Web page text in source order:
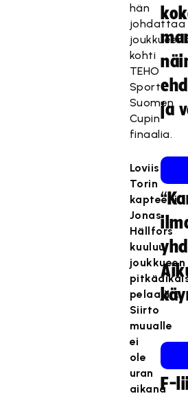
hän
johdattaa
kohti
TEHO
Sport
Suomen
Cupin
finaalia.
Loviisan
Torin
kapteeni
Jonas
Hällfors
kuuluu
joukkueen
pelaajiin.
Siirto
muualle
ei
ole
uran
aikana
ja
F-